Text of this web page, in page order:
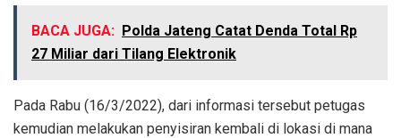
BACA JUGA: Polda Jateng Catat Denda Total Rp
27 Miliar dari Tilang Elektronik
Pada Rabu (16/3/2022), dari informasi tersebut petugas
kemudian melakukan penyisiran kembali di lokasi di mana